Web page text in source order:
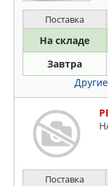
Поставка
На складе
Завтра
Поставка